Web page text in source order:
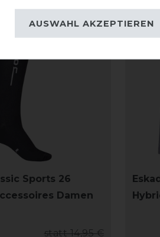
Sports 26
Damen
statt 14,95 €
AUSWAHL AKZEPTIEREN